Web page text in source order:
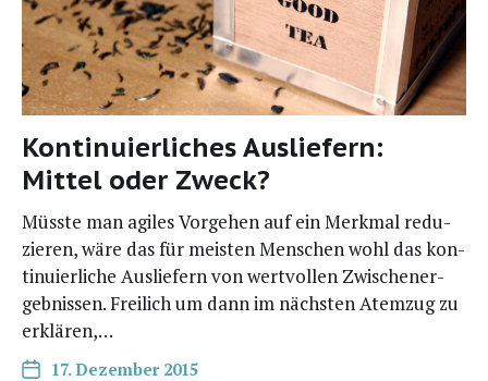
Kontinuierliches Ausliefern:
Mittel oder Zweck?
Müss­te man agi­les Vor­ge­hen auf ein Merk­mal redu­
zie­ren, wäre das für meis­ten Men­schen wohl das kon­
ti­nu­ier­li­che Aus­lie­fern von wert­vol­len Zwi­schen­er­
geb­nis­sen. Frei­lich um dann im nächs­ten Atem­zug zu
erklären,…
17. Dezember 2015